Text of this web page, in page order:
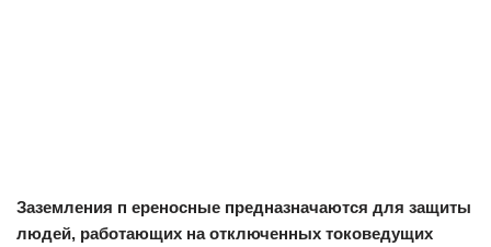
Заземления п ереносные предназначаются для защиты
людей, работающих на отключенных токоведущих